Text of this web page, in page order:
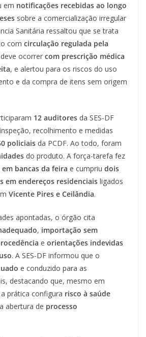
em notificações recebidas ao longo
sobre a comercialização irregular
Sanitária ressaltou que se trata
com circulação regulada pela
ocorrer com prescrição médica
, e alertou para os riscos do uso
e da compra de itens sem origem
12 auditores da SES-DF
recolhimento e medidas
policiais da PCDF. Ao todo, foram
do produto. A força-tarefa fez
bancas da feira e cumpriu dois
em endereços residenciais ligados
Vicente Pires e Ceilândia.
apontadas, o órgão cita
, importação sem
e orientações indevidas
. A SES-DF informou que o
e conduzido para as
destacando que, mesmo em
prática configura risco à saúde
abertura de processo